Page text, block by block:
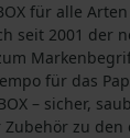
für alle
seit 2001 der
für das
– sicher,
zu den